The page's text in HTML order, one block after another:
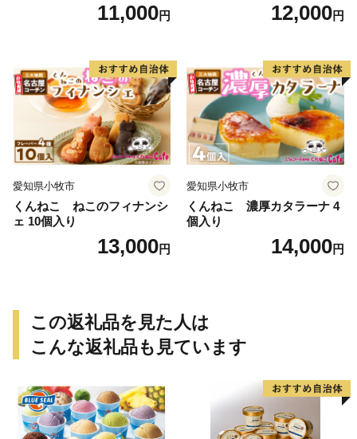
11,000円 12,000円
愛知県小牧市
くんねこ ねこのフィナンシ
ェ 10個入り
13,000円
愛知県小牧市
くんねこ 濃厚カタラーナ 4
個入り
14,000円
この返礼品を見た人は
こんな返礼品も見ています